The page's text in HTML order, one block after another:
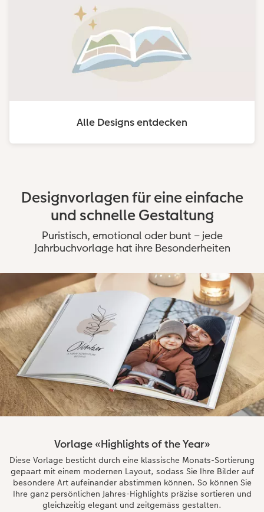
Alle Designs entdecken
Designvorlagen für eine einfache
und schnelle Gestaltung
Puristisch, emotional oder bunt – jede
Jahrbuchvorlage hat ihre Besonderheiten
Vorlage «Highlights of the Year»
Diese Vorlage besticht durch eine klassische Monats-Sortierung
gepaart mit einem modernen Layout, sodass Sie Ihre Bilder auf
besondere Art aufeinander abstimmen können. So können Sie
Ihre ganz persönlichen Jahres-Highlights präzise sortieren und
gleichzeitig elegant und zeitgemäss gestalten.